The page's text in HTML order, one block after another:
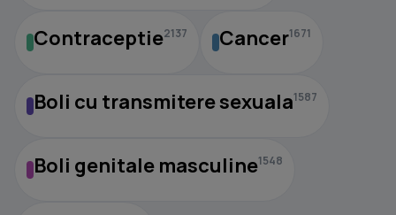
Contraceptie2137 Cancer1671
Boli cu transmitere sexuala1587
Boli genitale masculine1548